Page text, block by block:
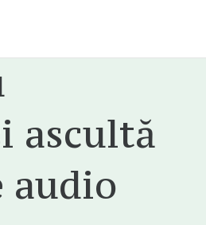
ascultă
audio